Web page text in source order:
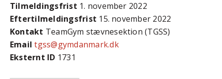
Tilmeldingsfrist 1. november 2022
Efter­tilmeldings­frist 15. november 2022
Kontakt TeamGym stævnesektion (TGSS)
Email tgss@gymdanmark.dk
Eksternt ID 1731